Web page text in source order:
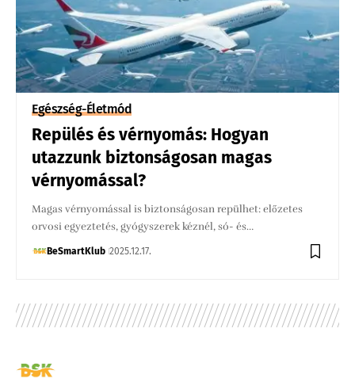
Egészség-Életmód
Repülés és vérnyomás: Hogyan
utazzunk biztonságosan magas
vérnyomással?
Magas vérnyomással is biztonságosan repülhet: előzetes
orvosi egyeztetés, gyógyszerek kéznél, só- és…
BeSmartKlub 2025.12.17.